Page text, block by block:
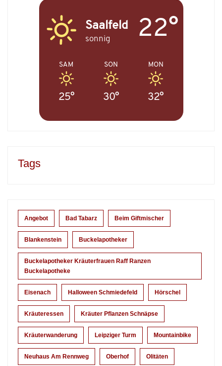
Saalfeld
sonnig 22°
SAM
25°
SON
30°
MON
32°
Tags
Angebot Bad Tabarz Beim Giftmischer
Blankenstein Buckelapotheker
Buckelapotheker Kräuterfrauen Raff Ranzen
Buckelapotheke
Eisenach Halloween Schmiedefeld Hörschel
Kräuteressen Kräuter Pflanzen Schnäpse
Kräuterwanderung Leipziger Turm Mountainbike
Neuhaus Am Rennweg Oberhof Olitäten